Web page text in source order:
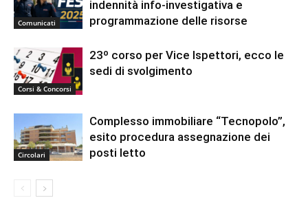
Comunicati
indennità info-investigativa e
programmazione delle risorse
Corsi & Concorsi
23º corso per Vice Ispettori, ecco le
sedi di svolgimento
Circolari
Complesso immobiliare “Tecnopolo”,
esito procedura assegnazione dei
posti letto